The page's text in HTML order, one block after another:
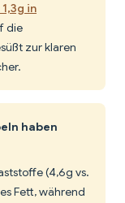
in
die
zur klaren
haben
(4,6g vs.
Fett, während